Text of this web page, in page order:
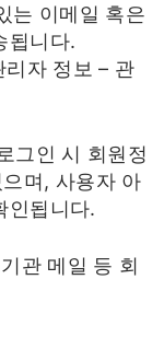
는 이메일 혹은
됩니다.
리자 정보 – 관
그인 시 회원정
며, 사용자 아
인됩니다.
관 메일 등 회